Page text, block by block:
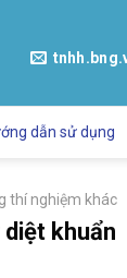
dẫn sử dụng
thí nghiệm khác
khuẩn